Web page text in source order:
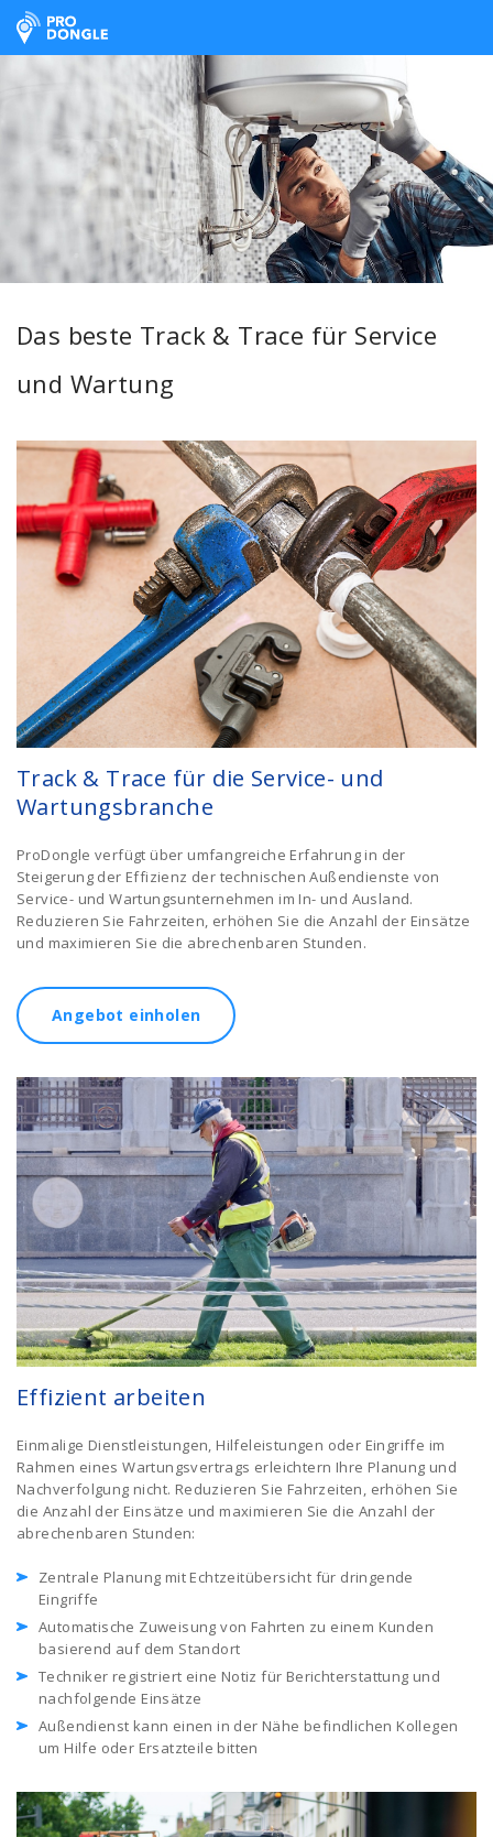
ProDongle Track & Trace
Das beste Track & Trace für Service
und Wartung
Track & Trace für die Service- und
Wartungsbranche
ProDongle verfügt über umfangreiche Erfahrung in der
Steigerung der Effizienz der technischen Außendienste von
Service- und Wartungsunternehmen im In- und Ausland.
Reduzieren Sie Fahrzeiten, erhöhen Sie die Anzahl der Einsätze
und maximieren Sie die abrechenbaren Stunden.
Angebot einholen
Effizient arbeiten
Einmalige Dienstleistungen, Hilfeleistungen oder Eingriffe im
Rahmen eines Wartungsvertrags erleichtern Ihre Planung und
Nachverfolgung nicht. Reduzieren Sie Fahrzeiten, erhöhen Sie
die Anzahl der Einsätze und maximieren Sie die Anzahl der
abrechenbaren Stunden:
Zentrale Planung mit Echtzeitübersicht für dringende
Eingriffe
Automatische Zuweisung von Fahrten zu einem Kunden
basierend auf dem Standort
Techniker registriert eine Notiz für Berichterstattung und
nachfolgende Einsätze
Außendienst kann einen in der Nähe befindlichen Kollegen
um Hilfe oder Ersatzteile bitten